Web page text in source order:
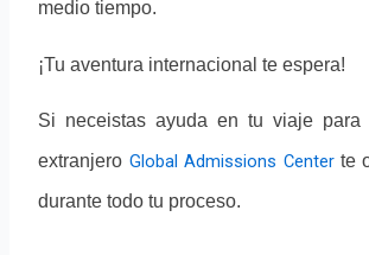
medio tiempo.
¡Tu aventura internacional te espera!
Si neceistas ayuda en tu viaje para
extranjero Global Admissions Centerte
durante todo tu proceso.